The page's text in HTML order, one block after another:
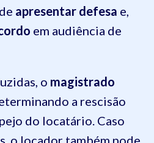
apresentar defesa e,
em audiência de
o magistrado
a rescisão
do locatário. Caso
o locador também pode